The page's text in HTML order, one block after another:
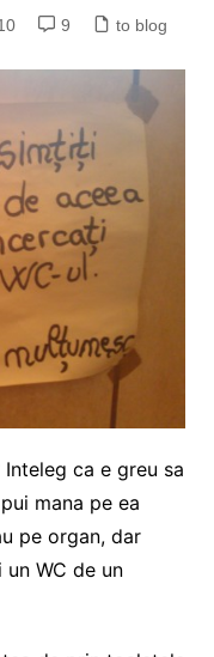
9 to blog
ca e greu sa
mana pe ea
pe organ, dar
WC de un